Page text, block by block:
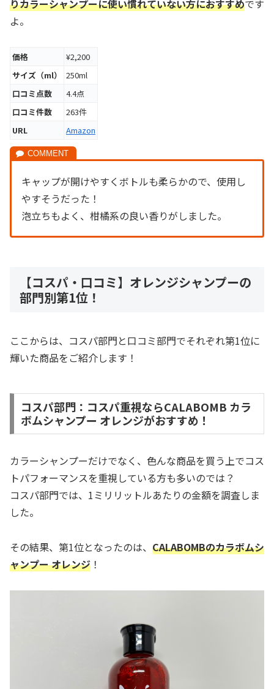
りカラーシャンプーに使い慣れていない方におすすめです
よ。
価格
¥2,200
サイズ（ml）
250ml
口コミ点数
4.4点
口コミ件数
263件
URL
Amazon
キャップが開けやすくボトルも柔らかので、使用し
やすそうだった！
泡立ちもよく、柑橘系の良い香りがしました。
【コスパ・口コミ】オレンジシャンプーの
部門別第1位！
ここからは、コスパ部門と口コミ部門でそれぞれ第1位に
輝いた商品をご紹介します！
コスパ部門：コスパ重視ならCALABOMB カラ
ボムシャンプー オレンジがおすすめ！
カラーシャンプーだけでなく、色んな商品を買う上でコス
トパフォーマンスを重視している方も多いのでは？
コスパ部門では、1ミリリットルあたりの金額を調査しま
した。
その結果、第1位となったのは、 CALABOMBのカラボムシ
ャンプー オレンジ ！